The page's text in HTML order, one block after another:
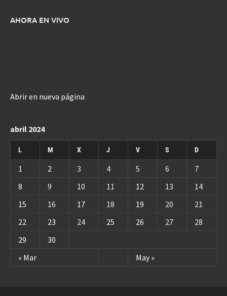
AHORA EN VIVO
Abrir en nueva página
abril 2024
L M X J V S D
« Mar May »
1 2 3 4 5 6
7
8
9 10 11 12 13
14
15
16 17 18 19 20
21
22
23 24 25 26 27
28
29
30